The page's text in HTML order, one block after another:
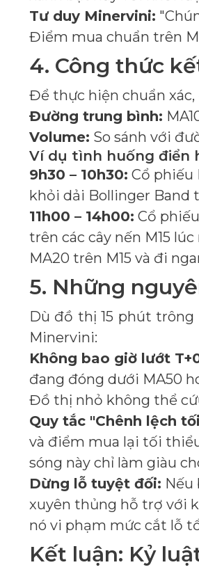
Tư duy Minervini:
Điểm mua chuẩn trên
4. Công thức
Để thực hiện chuẩn xác,
Đường trung bình:
Volume: So sánh với
Ví dụ tình huống điển
9h30 – 10h30: Cổ phiếu
khỏi dải Bollinger Band
11h00 – 14h00: Cổ
trên các cây nến M15
MA20 trên M15 và đi
5. Những
Dù đồ thị 15 phút
Minervini:
Không bao giờ lướt
đang đóng dưới MA50
Đồ thị nhỏ không thể
Quy tắc "Chênh lệch
và điểm mua lại tối
sóng này chỉ làm giàu
Dừng lỗ tuyệt đối: Nếu
xuyên thủng hỗ trợ với
nó vi phạm mức cắt lỗ
Kết luận: Kỷ